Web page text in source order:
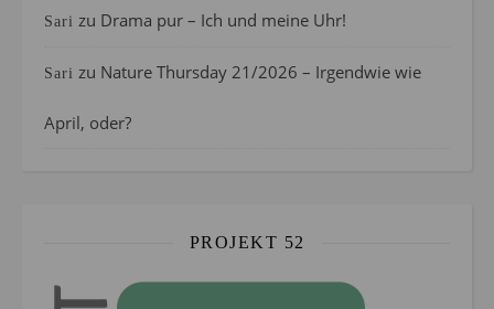
Sari zu Drama pur – Ich und meine Uhr!
Sari zu Nature Thursday 21/2026 – Irgendwie wie
April, oder?
PROJEKT 52